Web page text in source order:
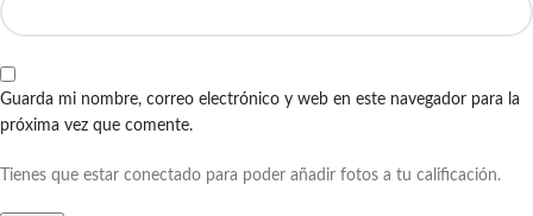
Guarda mi nombre, correo electrónico y web en este navegador para la
próxima vez que comente.
Tienes que estar conectado para poder añadir fotos a tu calificación.